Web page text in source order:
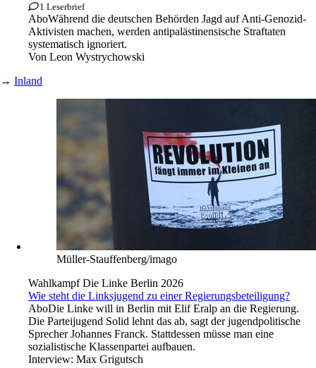
1 Leserbrief
AboWährend die deutschen Behörden Jagd auf Anti-Genozid-
Aktivisten machen, werden antipalästinensische Straftaten
systematisch ignoriert.
Von Leon Wystrychowski
→ Inland
Müller-Stauffenberg/imago
Wahlkampf Die Linke Berlin 2026
Wie steht die Linksjugend zu einer Regierungsbeteiligung?
AboDie Linke will in Berlin mit Elif Eralp an die Regierung.
Die Parteijugend Solid lehnt das ab, sagt der jugendpolitische
Sprecher Johannes Franck. Stattdessen müsse man eine
sozialistische Klassenpartei aufbauen.
Interview: Max Grigutsch